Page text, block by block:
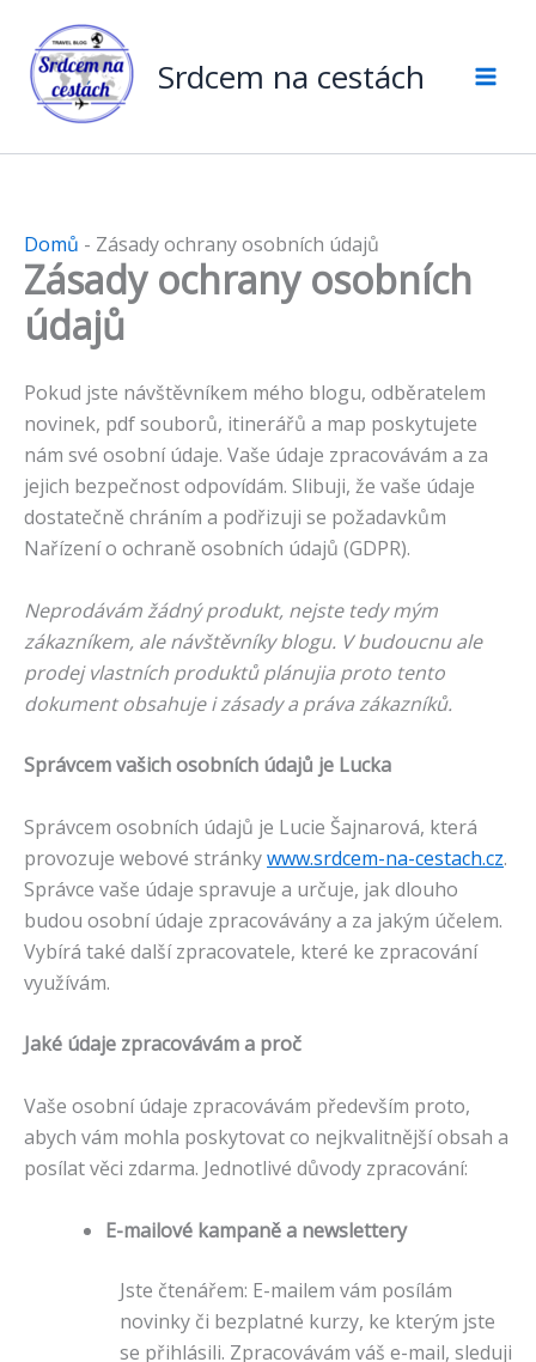
obsah
Srdcem na cestách
Domů - Zásady ochrany osobních údajů
Zásady ochrany osobních
údajů
Pokud jste návštěvníkem mého blogu, odběratelem
novinek, pdf souborů, itinerářů a map poskytujete
nám své osobní údaje. Vaše údaje zpracovávám a za
jejich bezpečnost odpovídám. Slibuji, že vaše údaje
dostatečně chráním a podřizuji se požadavkům
Nařízení o ochraně osobních údajů (GDPR).
Neprodávám žádný produkt, nejste tedy mým
zákazníkem, ale návštěvníky blogu. V budoucnu ale
prodej vlastních produktů plánujia proto tento
dokument obsahuje i zásady a práva zákazníků.
Správcem vašich osobních údajů je Lucka
Správcem osobních údajů je Lucie Šajnarová, která
provozuje webové stránkywww.srdcem-na-cestach.cz.
Správce vaše údaje spravuje a určuje, jak dlouho
budou osobní údaje zpracovávány a za jakým účelem.
Vybírá také další zpracovatele, které ke zpracování
využívám.
Jaké údaje zpracovávám a proč
Vaše osobní údaje zpracovávám především proto,
abych vám mohla poskytovat co nejkvalitnější obsah a
posílat věci zdarma. Jednotlivé důvody zpracování:
E-mailové kampaně a newslettery
Jste čtenářem: E-mailem vám posílám
novinky či bezplatné kurzy, ke kterým jste
se přihlásili. Zpracovávám váš e-mail, sleduji